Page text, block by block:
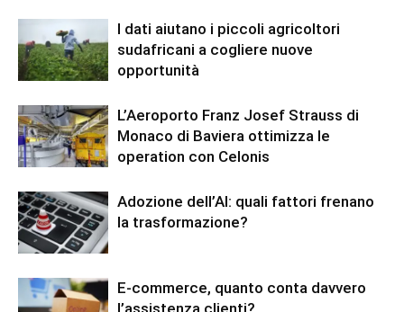
I dati aiutano i piccoli agricoltori
sudafricani a cogliere nuove
opportunità
L’Aeroporto Franz Josef Strauss di
Monaco di Baviera ottimizza le
operation con Celonis
Adozione dell’AI: quali fattori frenano
la trasformazione?
E-commerce, quanto conta davvero
l’assistenza clienti?